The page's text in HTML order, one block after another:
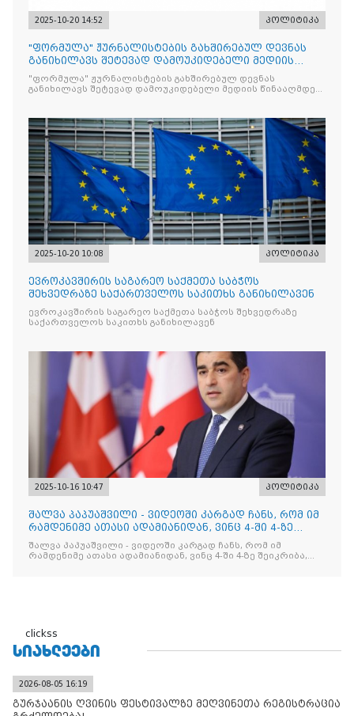
2025-10-20 14:52 პოლიტიკა
"ფორმულა" ჟურნალისტების გახშირებულ დევნას
განიხილავს შეტევად დამოუკიდებელი მედიის
წინააღმდ
"ფორმულა" ჟურნალისტების გახშირებულ დევნას
განიხილავს შეტევად დამოუკიდებელი მედიის წინააღმდეგ,
2025-10-20 10:08 პოლიტიკა
ევროკავშირის საგარეო საქმეთა საბჭოს
შეხვედრაზე საქართველოს საკითხს განიხილავენ
ევროკავშირის საგარეო საქმეთა საბჭოს შეხვედრაზე
საქართველოს საკითხს განიხილავენ
2025-10-16 10:47 პოლიტიკა
შალვა პაპუაშვილი - ვიდეოში კარგად ჩანს, რომ იმ
რამდენიმე ათასი ადამიანიდან, ვინც 4-ში 4-ზე
შეიკრიბა,
შალვა პაპუაშვილი - ვიდეოში კარგად ჩანს, რომ იმ
რამდენიმე ათასი ადამიანიდან, ვინც 4-ში 4-ზე შეიკრიბა,
clickss
ᲡᲘᲐᲮᲚᲔᲔᲑᲘ
2026-08-05 16:19
გურჯაანის ღვინის ფესტივალზე მეღვინეთა რეგისტრაცია